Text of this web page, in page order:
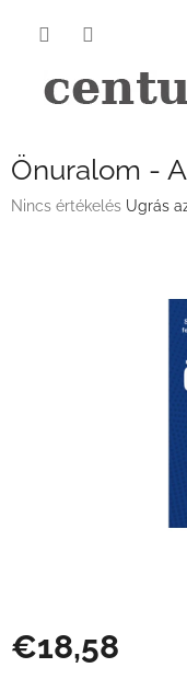
Önuralom -
A
Nincs értékelés Ugrás
€18,58